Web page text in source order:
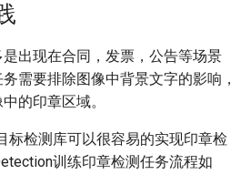
出现在合同，发票，公告等场景
需要排除图像中背景文字的影响，
的印章区域。
标检测库可以很容易的实现印章检
训练印章检测任务流程如